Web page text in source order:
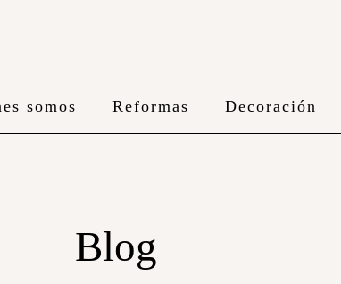
somos Reformas Decoración
Blog